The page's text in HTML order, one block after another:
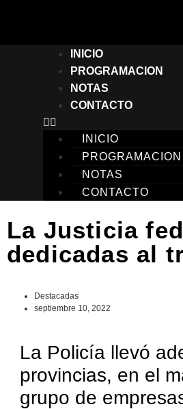
INICIO
PROGRAMACION
NOTAS
CONTACTO
INICIO
PROGRAMACION
NOTAS
CONTACTO
La Justicia
dedicadas al
Destacadas
septiembre 10, 2022
La Policía llevó
provincias, en el
grupo de